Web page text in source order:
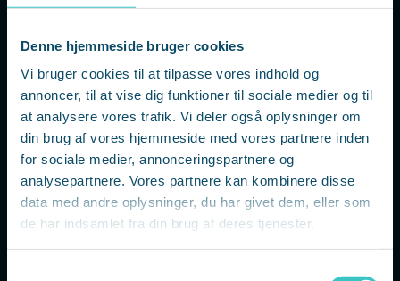
Denne hjemmeside bruger cookies
Vi bruger cookies til at tilpasse vores indhold og
annoncer, til at vise dig funktioner til sociale medier og til
at analysere vores trafik. Vi deler også oplysninger om
din brug af vores hjemmeside med vores partnere inden
for sociale medier, annonceringspartnere og
analysepartnere. Vores partnere kan kombinere disse
data med andre oplysninger, du har givet dem, eller som
de har indsamlet fra din brug af deres tjenester.
LinkedIn